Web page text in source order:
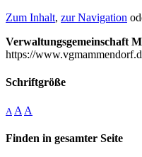
Zum Inhalt, zur Navigation
Verwaltungsgemeinschaft
https://
Schriftgröße
A A A
Finden in gesamter Seite